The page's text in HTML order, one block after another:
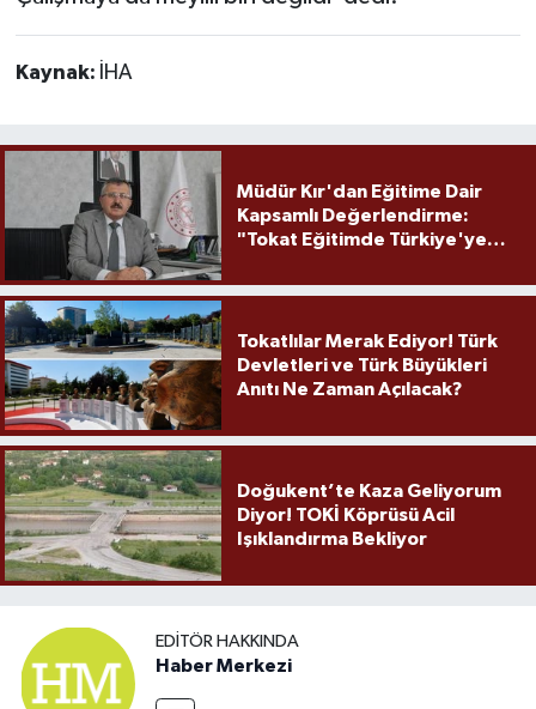
Kaynak: İHA
Müdür Kır'dan Eğitime Dair
Kapsamlı Değerlendirme:
"Tokat Eğitimde Türkiye'ye
Tokatlılar Merak Ediyor! Türk
Devletleri ve Türk Büyükleri
Anıtı Ne Zaman Açılacak?
Doğukent’te Kaza Geliyorum
Diyor! TOKİ Köprüsü Acil
Işıklandırma Bekliyor
EDITÖR HAKKINDA
Haber Merkezi